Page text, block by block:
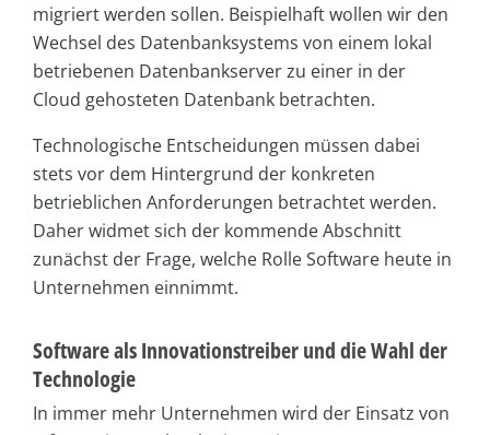
migriert werden sollen. Beispielhaft wollen wir den
Wechsel des Datenbanksystems von einem lokal
betriebenen Datenbankserver zu einer in der
Cloud gehosteten Datenbank betrachten.
Technologische Entscheidungen müssen dabei
stets vor dem Hintergrund der konkreten
betrieblichen Anforderungen betrachtet werden.
Daher widmet sich der kommende Abschnitt
zunächst der Frage, welche Rolle Software heute in
Unternehmen einnimmt.
Software als Innovationstreiber und die Wahl der
Technologie
In immer mehr Unternehmen wird der Einsatz von